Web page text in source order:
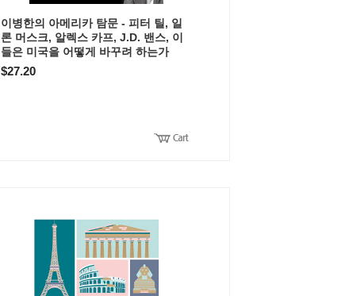
이병한의 아메리카 탐문 - 피터 틸, 일
론 머스크, 알렉스 카프, J.D. 밴스, 이
들은 미국을 어떻게 바꾸려 하는가
$27.20